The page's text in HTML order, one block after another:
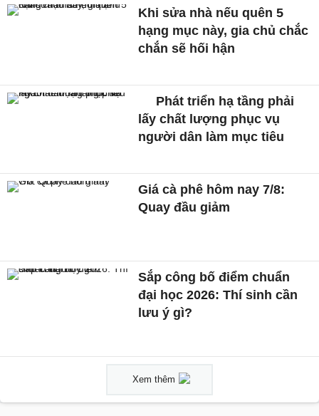
Khi sửa nhà nếu quên 5
hạng mục này, gia chủ chắc
chắn sẽ hối hận
Phát triển hạ tầng phải
lấy chất lượng phục vụ
người dân làm mục tiêu
Giá cà phê hôm nay 7/8:
Quay đầu giảm
Sắp công bố điểm chuẩn
đại học 2026: Thí sinh cần
lưu ý gì?
Xem thêm